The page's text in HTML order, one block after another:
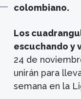
colombiano.
Los
escuchando y
24 de
unirán para
semana en la